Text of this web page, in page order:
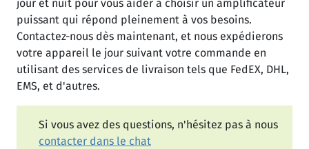
jour et nuit pour vous aider à choisir un amplificateur
puissant qui répond pleinement à vos besoins.
Contactez-nous dès maintenant, et nous expédierons
votre appareil le jour suivant votre commande en
utilisant des services de livraison tels que FedEX, DHL,
EMS, et d'autres.
Si vous avez des questions, n'hésitez pas à nous
contacter dans le chat